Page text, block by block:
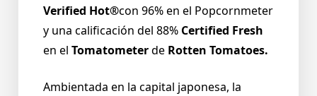
Verified Hot®con 96% en el Popcornmeter
y una calificación del 88% Certified Fresh
en el Tomatometerde Rotten Tomatoes.
Ambientada en la capital japonesa, la